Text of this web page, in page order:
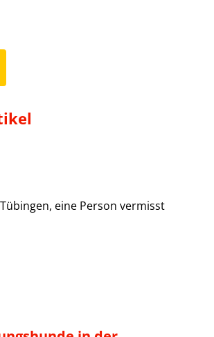
eine Person vermisst